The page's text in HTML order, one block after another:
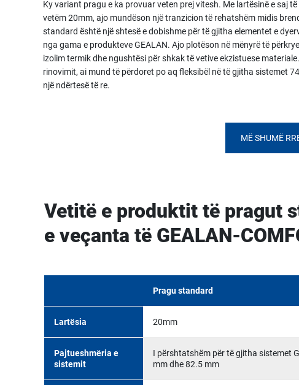
Ky variant pragu e ka provuar veten prej vitesh. Me lartësinë e saj
vetëm 20mm, ajo mundëson një tranzicion të rehatshëm midis
standard është një shtesë e dobishme për të gjitha elementet e
nga gama e produkteve GEALAN. Ajo plotëson në mënyrë të
izolim termik dhe ngushtësi për shkak të vetive ekzistuese
rinovimit, ai mund të përdoret po aq fleksibël në të gjitha sistemet
një ndërtesë të re.
MË SHUMË
Vetitë e produktit të pragut
e veçanta të GEALAN-
Pragu standard
Lartësia 20mm
Pajtueshmëria e
sistemit
I përshtatshëm për të gjitha sistemet
mm dhe 82.5 mm